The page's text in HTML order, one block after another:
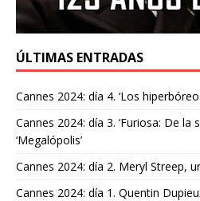
ÚLTIMAS ENTRADAS
Cannes 2024: día 4. ‘Los
Cannes 2024: día 3. ‘Furiosa: De la
‘Megalópolis’
Cannes 2024: día 2. Meryl Streep,
Cannes 2024: día 1. Quentin